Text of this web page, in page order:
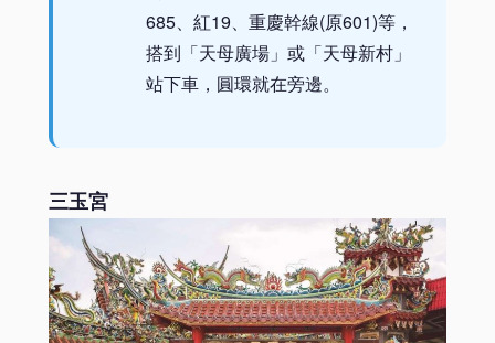
685、紅19、重慶幹線(原601)等，
搭到「天母廣場」或「天母新村」
站下車，圓環就在旁邊。
三玉宮